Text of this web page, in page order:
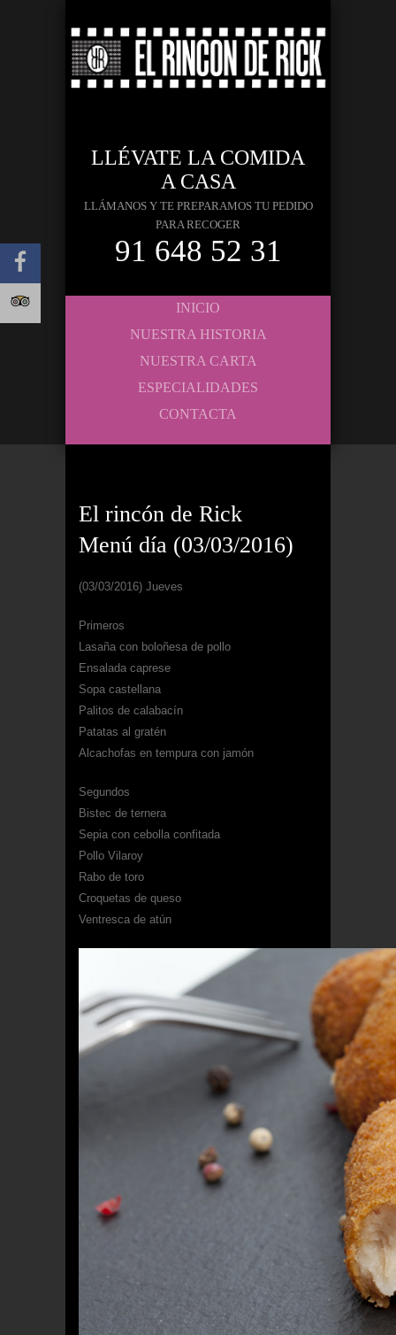
LLÉVATE LA COMIDA
A CASA
LLÁMANOS Y TE PREPARAMOS TU PEDIDO
PARA RECOGER
91 648 52 31
INICIO
NUESTRA HISTORIA
NUESTRA CARTA
ESPECIALIDADES
CONTACTA
El rincón de Rick
Menú día (03/03/2016)
(03/03/2016) Jueves
Primeros
Lasaña con boloñesa de pollo
Ensalada caprese
Sopa castellana
Palitos de calabacín
Patatas al gratén
Alcachofas en tempura con jamón
Segundos
Bistec de ternera
Sepia con cebolla confitada
Pollo Vilaroy
Rabo de toro
Croquetas de queso
Ventresca de atún